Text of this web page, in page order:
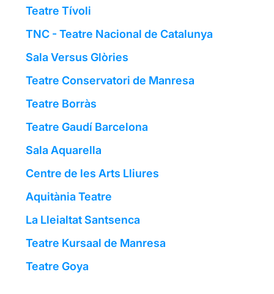
Teatre Tívoli
TNC - Teatre Nacional de Catalunya
Sala Versus Glòries
Teatre Conservatori de Manresa
Teatre Borràs
Teatre Gaudí Barcelona
Sala Aquarella
Centre de les Arts Lliures
Aquitània Teatre
La Lleialtat Santsenca
Teatre Kursaal de Manresa
Teatre Goya